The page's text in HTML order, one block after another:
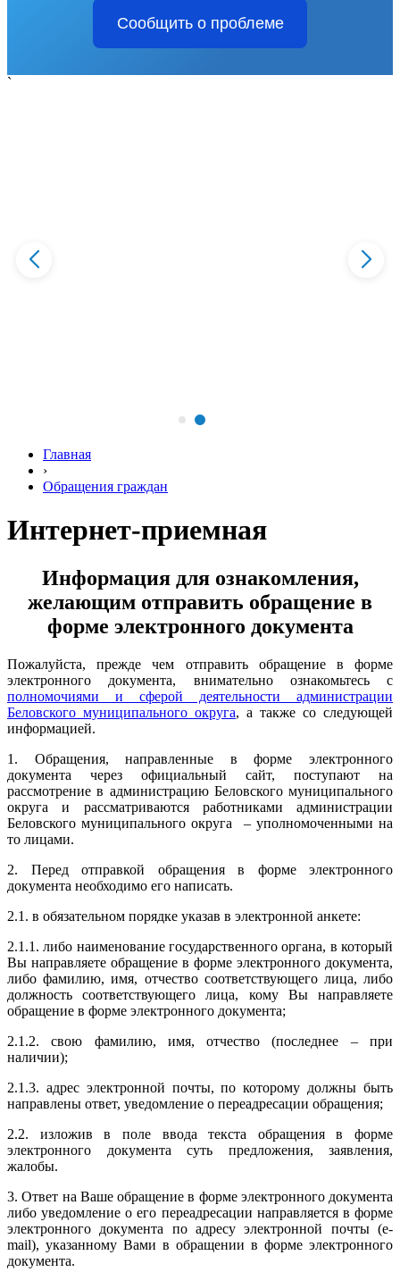
Сообщить о проблеме
`
Главная
›
Обращения граждан
Интернет-приемная
Информация для ознакомления,
желающим отправить обращение в
форме электронного документа
Пожалуйста, прежде чем отправить обращение в форме
электронного документа, внимательно ознакомьтесь с
полномочиями и сферой деятельности администрации
Беловского муниципального округа, а также со следующей
информацией.
1. Обращения, направленные в форме электронного
документа через официальный сайт, поступают на
рассмотрение в администрацию Беловского муниципального
округа и рассматриваются работниками администрации
Беловского муниципального округа – уполномоченными на
то лицами.
2. Перед отправкой обращения в форме электронного
документа необходимо его написать.
2.1. в обязательном порядке указав в электронной анкете:
2.1.1. либо наименование государственного органа, в который
Вы направляете обращение в форме электронного документа,
либо фамилию, имя, отчество соответствующего лица, либо
должность соответствующего лица, кому Вы направляете
обращение в форме электронного документа;
2.1.2. свою фамилию, имя, отчество (последнее – при
наличии);
2.1.3. адрес электронной почты, по которому должны быть
направлены ответ, уведомление о переадресации обращения;
2.2. изложив в поле ввода текста обращения в форме
электронного документа суть предложения, заявления,
жалобы.
3. Ответ на Ваше обращение в форме электронного документа
либо уведомление о его переадресации направляется в форме
электронного документа по адресу электронной почты (e-
mail), указанному Вами в обращении в форме электронного
документа.